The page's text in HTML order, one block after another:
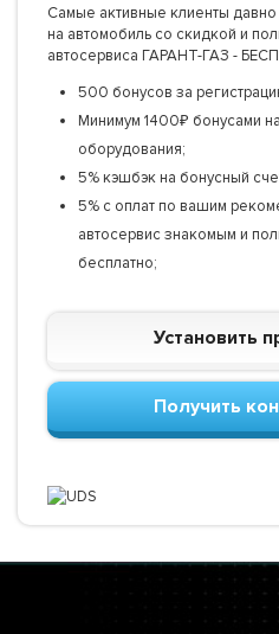
Самые активные клиенты давно
на автомобиль со скидкой и
автосервиса ГАРАНТ-ГАЗ -
500 бонусов за
Минимум 1400₽ бонусами
оборудования;
5% кэшбэк на бонусный
5% с оплат по вашим
автосервис знакомым и
бесплатно;
Установить
Получить